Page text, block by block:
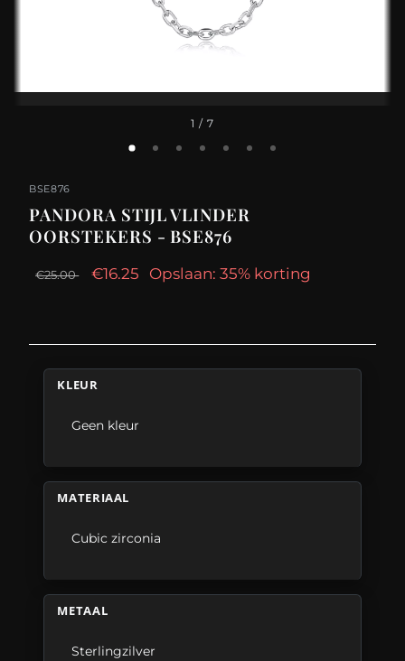
1 / 7
BSE876
PANDORA STIJL VLINDER
OORSTEKERS - BSE876
€25.00 €16.25 Opslaan: 35% korting
KLEUR
Geen kleur
MATERIAAL
Cubic zirconia
METAAL
Sterlingzilver